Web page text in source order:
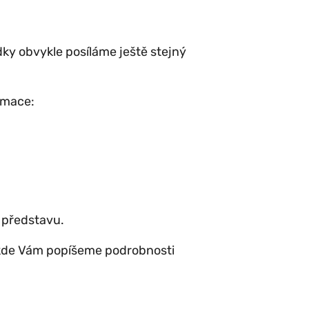
obvykle posíláme ještě stejný
Vám popíšeme podrobnosti